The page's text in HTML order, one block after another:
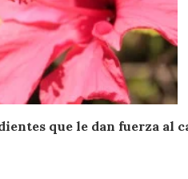
que le dan fuerza al